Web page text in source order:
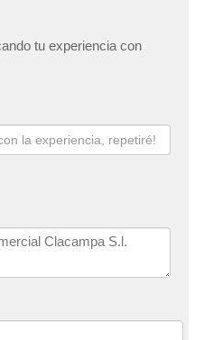
tu experiencia con